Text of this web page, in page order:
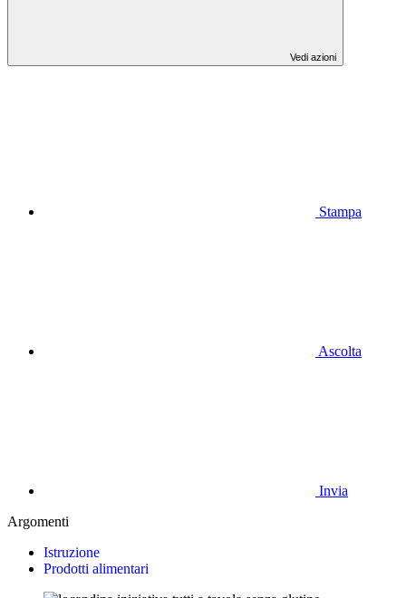
Vedi azioni
Stampa
Ascolta
Invia
Argomenti
Istruzione
Prodotti alimentari